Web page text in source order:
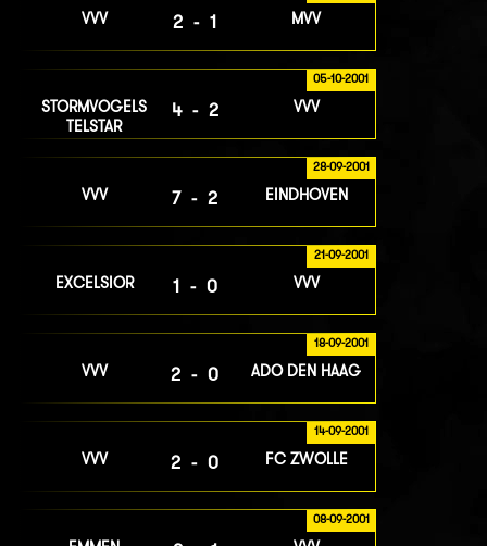
VVV 2-1 MVV
05-10-2001
STORMVOGELS
TELSTAR
4-2 VVV
28-09-2001
VVV 7-2 EINDHOVEN
21-09-2001
EXCELSIOR 1-0 VVV
18-09-2001
VVV 2-0 ADO DEN HAAG
14-09-2001
VVV 2-0 FC ZWOLLE
08-09-2001